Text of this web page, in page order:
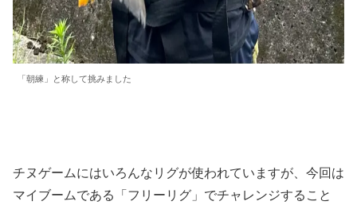
「朝練」と称して挑みました
チヌゲームにはいろんなリグが使われていますが、今回は
マイブームである「フリーリグ」でチャレンジすること